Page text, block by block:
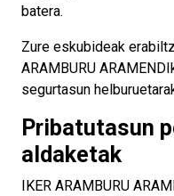
batera.
Zure eskubideak
ARAMBURU
segurtasun
Pribatutasun
aldaketak
IKER ARAMBURU